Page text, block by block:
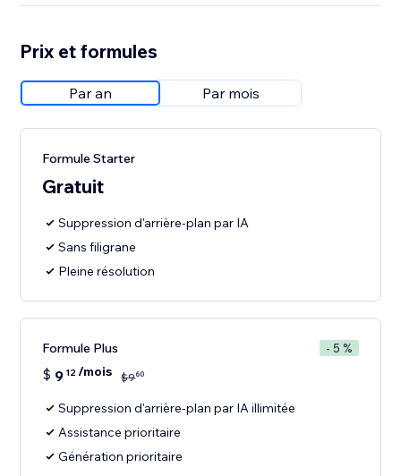
Prix et formules
Par an Par mois
Formule Starter
Gratuit
Suppression d'arrière-plan par IA
Sans filigrane
Pleine résolution
Formule Plus - 5 %
$ 9 12/mois $960
Suppression d'arrière-plan par IA illimitée
Assistance prioritaire
Génération prioritaire